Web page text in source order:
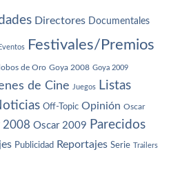
Directores Documentales
Eventos Festivales/Premios
de Oro Goya 2008 Goya 2009
de Cine Juegos Listas
Off-Topic Opinión Oscar
2008 Oscar 2009 Parecidos
Publicidad Reportajes Serie Trailers